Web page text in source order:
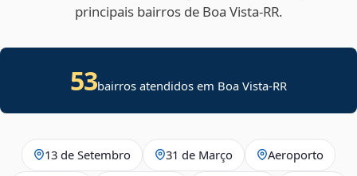
principais bairros de Boa Vista‑RR.
53bairros atendidos em Boa Vista-RR
13 de Setembro 31 de Março Aeroporto